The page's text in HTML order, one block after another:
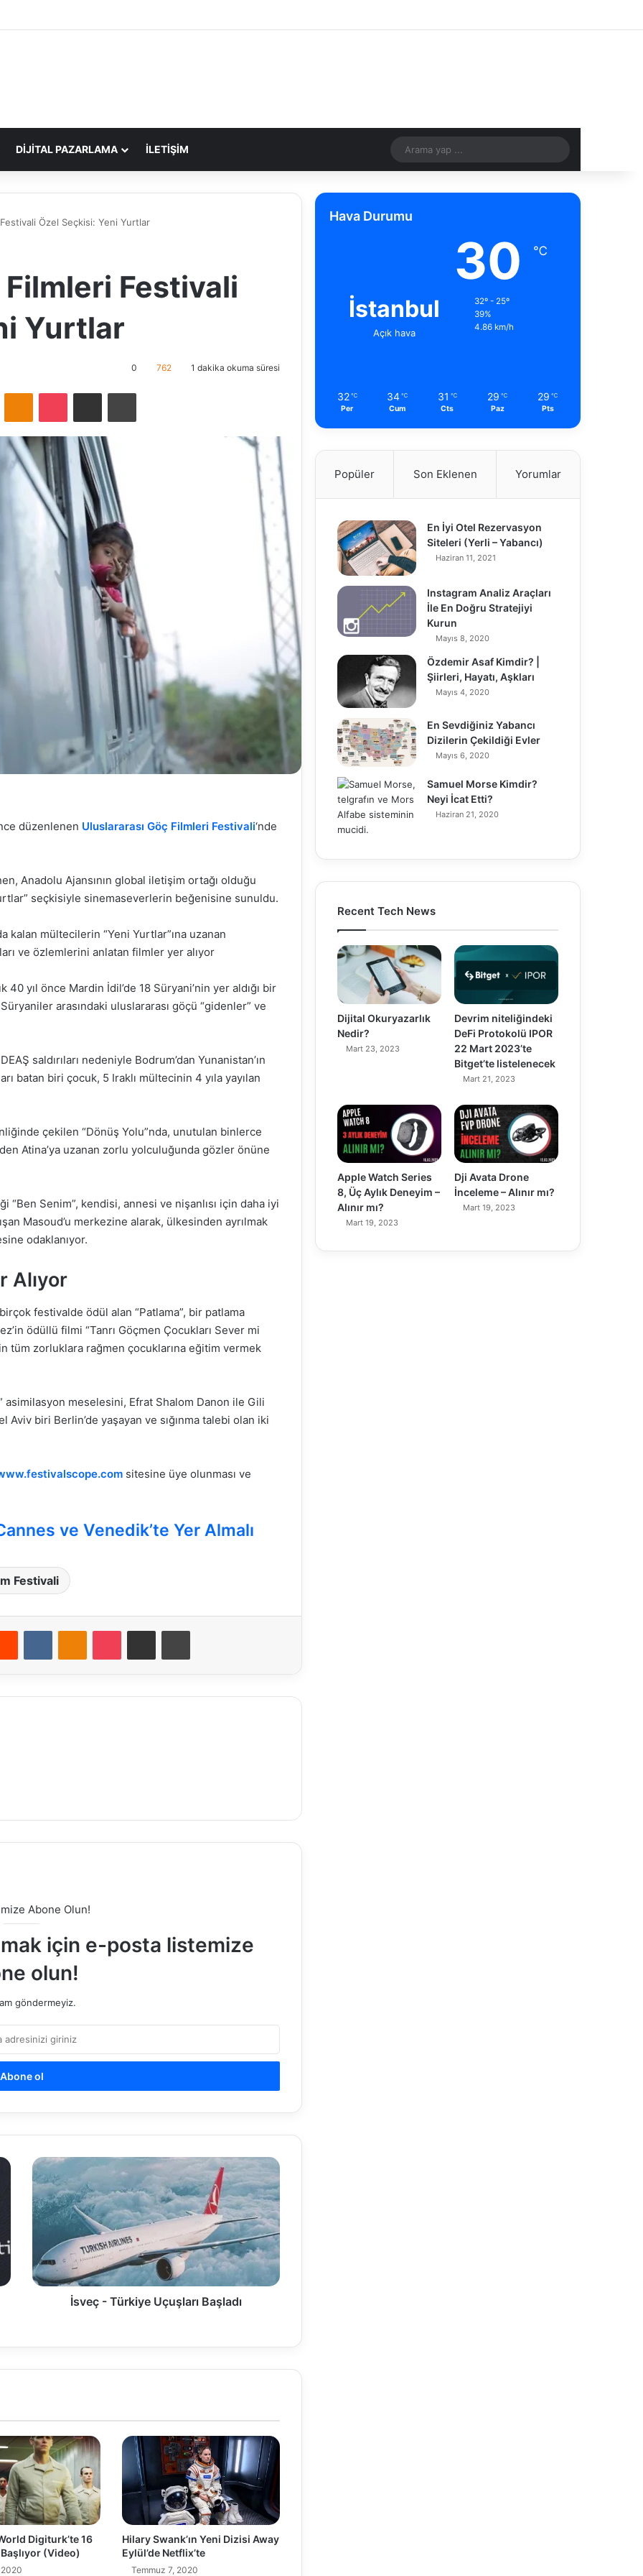
DIJITAL PAZARLAMA İLETIŞIM Rastgele Makale
yap
Özel Seçkisi: Yeni Yurtlar
Filmleri Festivali
Yurtlar
0 762 1 dakika okuma süresi
Odnoklassniki
Pocket E-Posta ile paylaş Yazdır
düzenlenen Uluslararası Göç Filmleri Festivali‘nde
Anadolu Ajansının global iletişim ortağı olduğu
seçkisiyle sinemaseverlerin beğenisine sunuldu.
mültecilerin “Yeni Yurtlar”ına uzanan
ve özlemlerini anlatan filmler yer alıyor
40 yıl önce Mardin İdil’de 18 Süryani’nin yer aldığı bir
arasındaki uluslararası göçü “gidenler” ve
saldırıları nedeniyle Bodrum’dan Yunanistan’ın
batan biri çocuk, 5 Iraklı mültecinin 4 yıla yayılan
çekilen “Dönüş Yolu”nda, unutulan binlerce
Atina’ya uzanan zorlu yolculuğunda gözler önüne
Senim”, kendisi, annesi ve nişanlısı için daha iyi
Masoud’u merkezine alarak, ülkesinden ayrılmak
odaklanıyor.
Alıyor
festivalde ödül alan “Patlama”, bir patlama
ödüllü filmi “Tanrı Göçmen Çocukları Sever mi
tüm zorluklara rağmen çocuklarına eğitim vermek
asimilasyon meselesini, Efrat Shalom Danon ile Gili
Aviv biri Berlin’de yaşayan ve sığınma talebi olan iki
sitesine üye olunması ve
ve Venedik’te Yer Almalı
Festivali
Reddit VKontakteOdnoklassniki
Pocket E-Posta ile paylaş Yazdır
Abone Olun!
için e-posta listemize
olun!
göndermeyiz.
İsveç
-
Türkiye
Uçuşları
Başladı
İsveç - Türkiye Uçuşları Başladı
Digiturk’te 16
(Video)
2020
Hilary Swank’ın Yeni Dizisi Away
Eylül’de Netflix’te
Temmuz 7, 2020
Hava Durumu
İstanbul
Açık hava
30 ℃
32º - 25º
39%
4.86 km/h
32 ℃
Per
34 ℃
Cum
31 ℃
Cts
29 ℃
Paz
29 ℃
Pts
Popüler Son Eklenen Yorumlar
En İyi Otel Rezervasyon
Siteleri (Yerli – Yabancı)
Haziran 11, 2021
Instagram Analiz Araçları
İle En Doğru Stratejiyi
Kurun
Mayıs 8, 2020
Özdemir Asaf Kimdir? |
Şiirleri, Hayatı, Aşkları
Mayıs 4, 2020
En Sevdiğiniz Yabancı
Dizilerin Çekildiği Evler
Mayıs 6, 2020
Samuel Morse Kimdir?
Neyi İcat Etti?
Haziran 21, 2020
Recent Tech News
Dijital Okuryazarlık
Nedir?
Mart 23, 2023
Devrim niteliğindeki
DeFi Protokolü IPOR
22 Mart 2023’te
Bitget’te listelenecek
Mart 21, 2023
90%
Apple Watch Series
8, Üç Aylık Deneyim –
Alınır mı?
Mart 19, 2023
89%
Dji Avata Drone
İnceleme – Alınır mı?
Mart 19, 2023